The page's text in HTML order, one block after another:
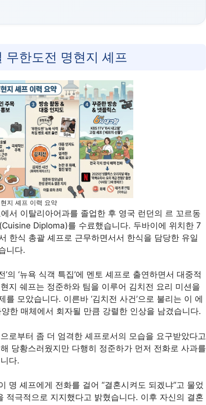
무한도전 명현지 셰프
지 셰프 이력 요약
서 이탈리아어과를 졸업한 후 영국 런던의 르 꼬르동
Diploma)를 수료했습니다. 두바이에 위치한 7
한식 총괄 셰프로 근무하면서서 한식을 담당한 유일
니다.
의 ‘뉴욕 식객 특집’에 멘토 셰프로 출연하면서 대중적
지 쉐프는 정준하와 팀을 이루어 김치전 요리 미션을
모았습니다. 이른바 ‘김치전 사건’으로 불리는 이 에
한 매체에서 회자될 만큼 강렬한 인상을 남겼습니다.
로부터 좀 더 엄격한 셰프로서의 모습을 요구받았다고
당황스러웠지만 다행히 정준하가 먼저 전화로 사과를
다.
명 셰프에게 전화를 걸어 “결혼시켜도 되겠냐”고 물었
적극적으로 지지했다고 밝혔습니다. 이후 자신의 결혼